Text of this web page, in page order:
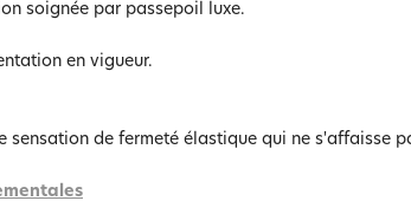
soignée par passepoil luxe.
en vigueur.
sensation de fermeté élastique qui ne s'affaisse